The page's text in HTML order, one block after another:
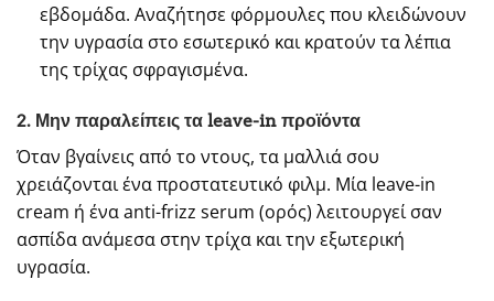
εβδομάδα. Αναζήτησε φόρμουλες που κλειδώνουν
την υγρασία στο εσωτερικό και κρατούν τα λέπια
της τρίχας σφραγισμένα.
2. Μην παραλείπεις τα leave-in προϊόντα
Όταν βγαίνεις από το ντους, τα μαλλιά σου
χρειάζονται ένα προστατευτικό φιλμ. Μία leave-in
cream ή ένα anti-frizz serum (ορός) λειτουργεί σαν
ασπίδα ανάμεσα στην τρίχα και την εξωτερική
υγρασία.